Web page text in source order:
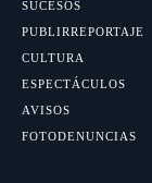
SUCESOS
PUBLIRREPORTAJE
CULTURA
ESPECTÁCULOS
AVISOS
FOTODENUNCIAS